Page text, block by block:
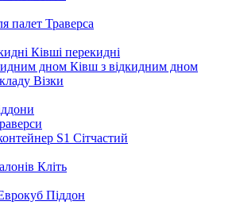
Траверса
Ківші перекидні
Ківш з відкидним дном
Візки
Сітчастий
Кліть
Піддон